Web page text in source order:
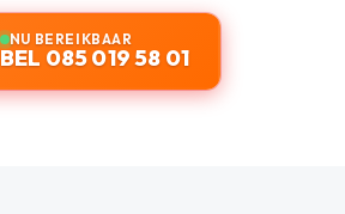
NU BEREIKBAAR
BEL 085 019 58 01